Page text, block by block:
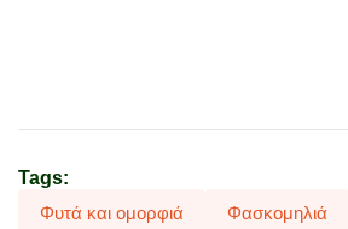
Tags:
Φυτά και ομορφιά
Φασκομηλιά